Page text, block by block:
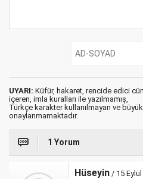
UYARI: Küfür, hakaret, rencide edici
içeren, imla kuralları ile yazılmamış,
Türkçe karakter kullanılmayan ve
onaylanmamaktadır.
1 Yorum
Hüseyin / 15 Eylül